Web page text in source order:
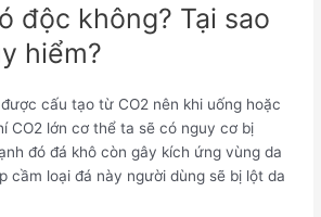
độc không? Tại sao
hiểm?
cấu tạo từ CO2 nên khi uống hoặc
CO2 lớn cơ thể ta sẽ có nguy cơ bị
đó đá khô còn gây kích ứng vùng da
cầm loại đá này người dùng sẽ bị lột da